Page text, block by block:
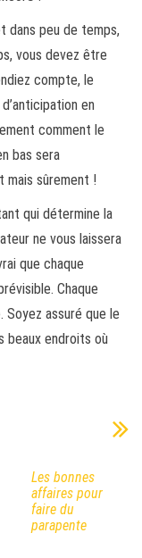
dans peu de temps,
vous devez être
compte, le
en
comment le
bas sera
mais sûrement !
qui détermine la
ne vous laissera
que chaque
Chaque
assuré que le
beaux endroits où
Les bonnes
affaires pour
faire du
parapente